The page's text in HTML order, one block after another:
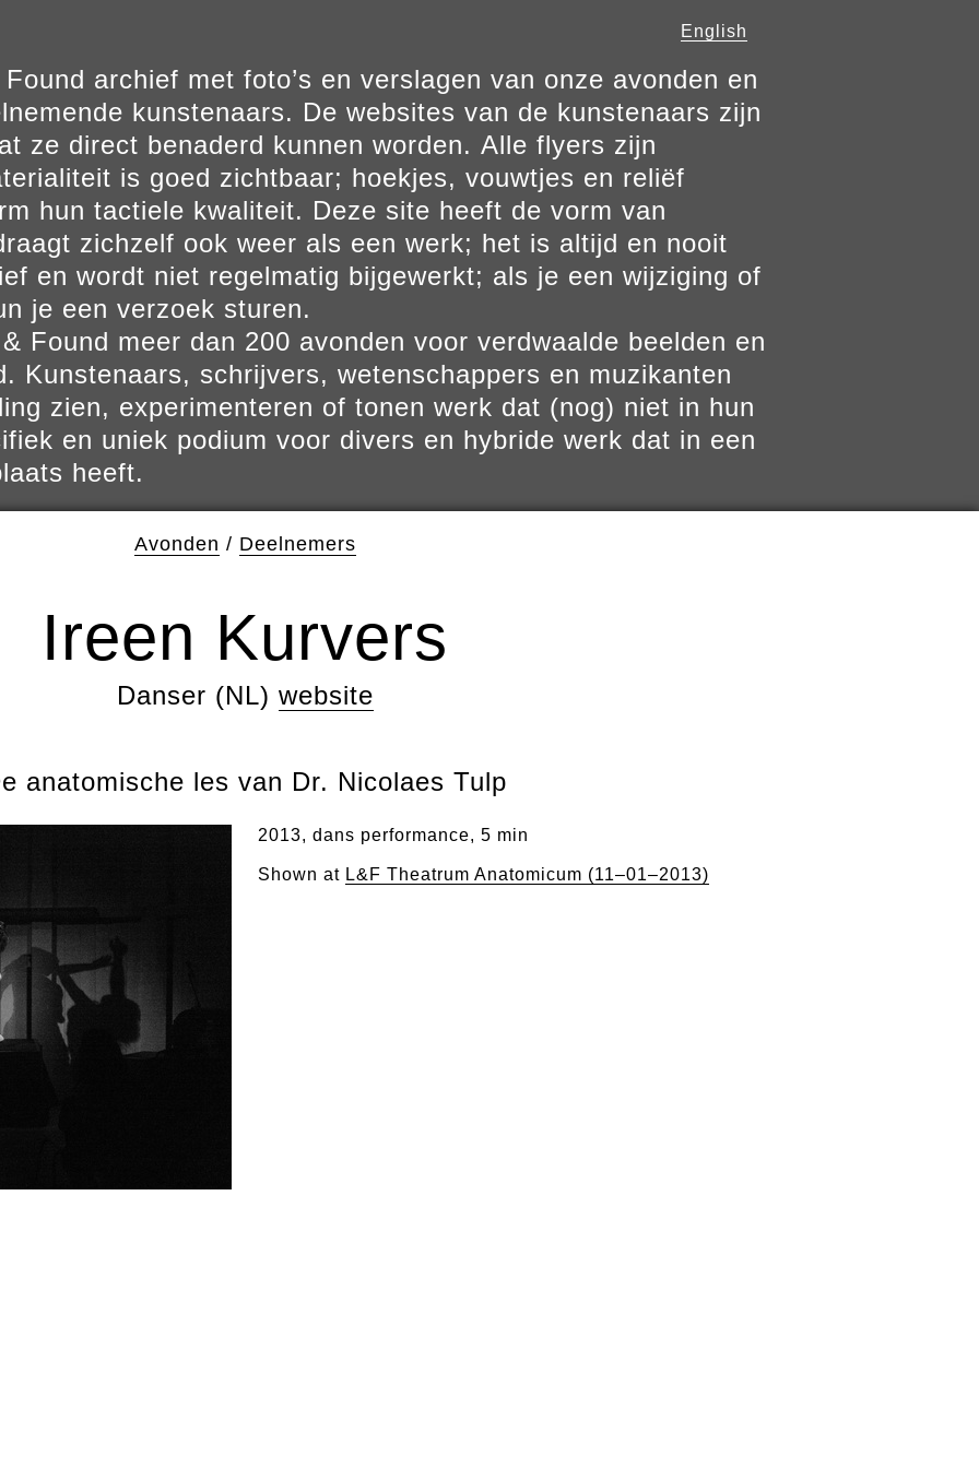
English
archief met foto’s en verslagen van onze avonden en
kunstenaars. De websites van de kunstenaars zijn
ze direct benaderd kunnen worden. Alle flyers zijn
is goed zichtbaar; hoekjes, vouwtjes en reliëf
hun tactiele kwaliteit. Deze site heeft de vorm van
zichzelf ook weer als een werk; het is altijd en nooit
en wordt niet regelmatig bijgewerkt; als je een wijziging of
je een verzoek sturen.
Found meer dan 200 avonden voor verdwaalde beelden en
Kunstenaars, schrijvers, wetenschappers en muzikanten
zien, experimenteren of tonen werk dat (nog) niet in hun
en uniek podium voor divers en hybride werk dat in een
heeft.
Avonden / Deelnemers
Ireen Kurvers
Danser (NL) website
anatomische les van Dr. Nicolaes Tulp
2013, dans performance, 5 min
Shown at L&F Theatrum Anatomicum (11–01–2013)